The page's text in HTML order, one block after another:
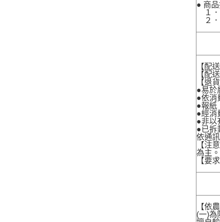
● 商
１．
２．
【配
【配
【退
●易於
●依消
●報紙
●經消
●非以
●已拆
依通
【注
為主。
【要
【依
(一)為